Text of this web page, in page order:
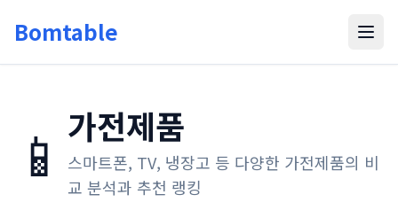
Bomtable
📱 가전제품
스마트폰, TV, 냉장고 등 다양한 가전제품의 비
교 분석과 추천 랭킹